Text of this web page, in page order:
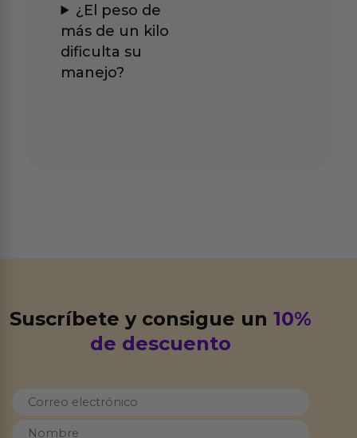
¿El peso de
más de un kilo
dificulta su
manejo?
Suscríbete y consigue un10%
de descuento